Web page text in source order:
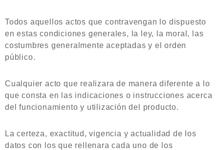
Todos aquellos actos que contravengan lo dispuesto
en estas condiciones generales, la ley, la moral, las
costumbres generalmente aceptadas y el orden
público.
Cualquier acto que realizara de manera diferente a lo
que consta en las indicaciones o instrucciones acerca
del funcionamiento y utilización del producto.
La certeza, exactitud, vigencia y actualidad de los
datos con los que rellenara cada uno de los